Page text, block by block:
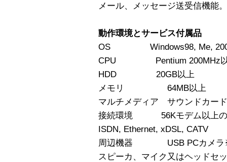
メール、メッセージ送受信機能。
動作環境とサービス付属品
OS Windows98, Me,
CPU Pentium 200MHz
HDD 20GB以上
メモリ 64MB以上
マルチメディア サウンドカード
接続環境 56Kモデム以上の
ISDN, Ethernet, xDSL, CATV
周辺機器 USB PCカメラ
スピーカ、マイク又はヘッドセ